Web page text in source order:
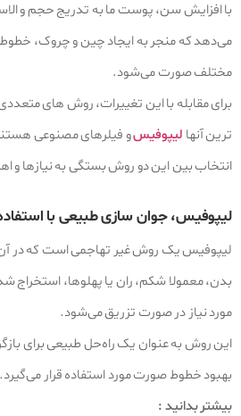
با افزایش سن، پوست ما به تدریج حجم و
می‌دهد که منجر به ایجاد چین و چروک،
مختلف صورت می‌شود.
برای مقابله با این تغییرات، روش‌ های متعددی
ترین آنها لیپوفیسو فیلرهای مصنوعی
انتخاب بین این دو روش بستگی به نیازها و
لیپوفیس، جوان‌ سازی طبیعی با
لیپوفیس یک روش غیر تهاجمی است که در آن
بدن، معمولا شکم، ران یا پهلوها، استخراج
مورد نیاز در صورت تزریق می‌شود.
این روش به عنوان یک راه‌حل طبیعی برای
بهبود خطوط صورت مورد استفاده قرار می‌گیرد.
بیشتر بدانید :